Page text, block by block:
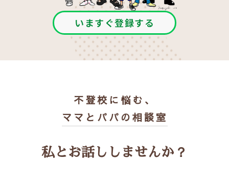
いますぐ登録する
不登校に悩む、
ママとパパの相談室
私とお話ししませんか？